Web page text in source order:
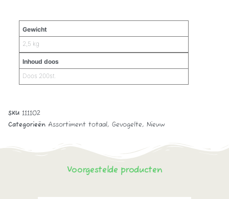
Gewicht
2,5 kg
Inhoud doos
Doos 200st.
SKU 111102
Categorieën Assortiment totaal, Gevogelte, Nieuw
Voorgestelde producten